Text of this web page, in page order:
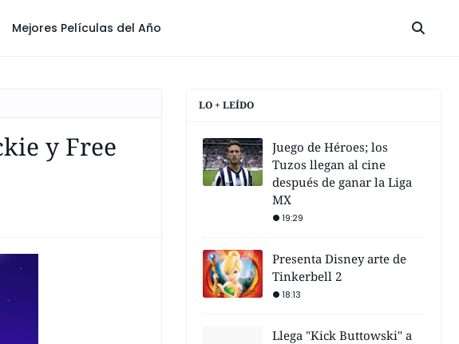
Mejores Películas del Año
y Free
LO + LEÍDO
Juego de Héroes; los
Tuzos llegan al cine
después de ganar la Liga
MX
19:29
Presenta Disney arte de
Tinkerbell 2
18:13
Llega "Kick Buttowski" a